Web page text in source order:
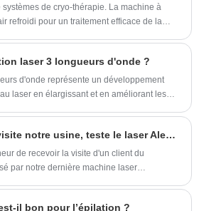
de cryo-thérapie. La machine à
refroidi pour un traitement efficace de la
laser 3 longueurs d'onde ?
d'onde représente un développement
laser en élargissant et en améliorant les
les cliniques que pour les patients.
Accueillir! Le client visite notre usine, teste le laser Alexandrite
de recevoir la visite d'un client du
par notre dernière machine laser
il bon pour l’épilation ?